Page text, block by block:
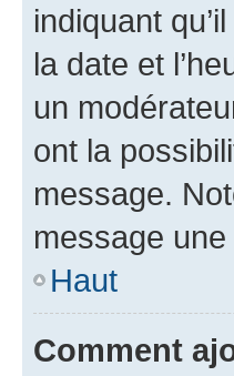
indiquant
la date et
un
ont la
message.
message
Haut
Comment